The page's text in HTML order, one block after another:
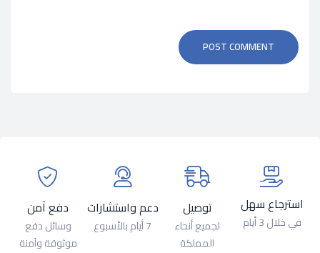
POST COMMENT
استرجاع سهل
في خلال 3 أيام
توصيل
لجميع أنحاء
المملكة
دعم واستشارات
7 أيام بالأسبوع
دفع آمن
وسائل دفع
موثوقة وآمنة